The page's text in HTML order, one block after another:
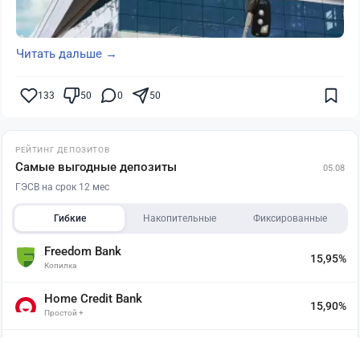
Читать дальше →
133 50 0 50
РЕЙТИНГ ДЕПОЗИТОВ
Самые выгодные депозиты 05.08
ГЭСВ на срок 12 мес
Гибкие Накопительные Фиксированные
Freedom Bank
Копилка
15,95%
Home Credit Bank
Простой +
15,90%